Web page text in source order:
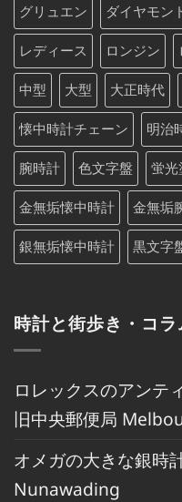
グリュエン ダイヤモン
レディース ロンジン
中型 大型 大正時代
懐中時計チェーン 明治
腕時計 色文字盤 蛍光
金無垢懐中時計 金無垢
銀無垢懐中時計 黒文字
時計と街歩き・コラ
ロレックスのアンテ
旧中央郵便局
オメガの大きな銀時
Nunawading